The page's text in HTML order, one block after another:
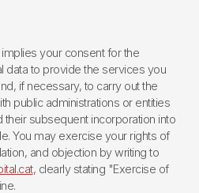
your consent for the
data to provide the services you
if necessary, to carry out the
public administrations or entities
subsequent incorporation into
You may exercise your rights of
and objection by writing to
, clearly stating "Exercise of